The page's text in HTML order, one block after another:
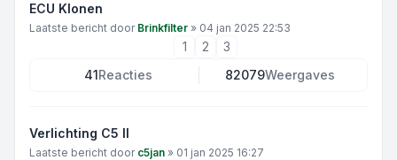
ECU Klonen
Laatste bericht door Brinkfilter » 04 jan 2025 22:53
1 2
3
41Reacties 82079Weergaves
Verlichting C5 II
Laatste bericht door c5jan » 01 jan 2025 16:27